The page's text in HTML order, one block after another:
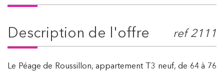
description de l'offre ref 2111
Le Péage de Roussillon, appartement T3 neuf, de 64 à 76